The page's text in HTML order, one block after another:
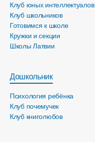
Клуб юных интеллектуалов
Клуб школьников
Готовимся к школе
Кружки и секции
Школы Латвии
Дошкольник
Психология ребёнка
Клуб почемучек
Клуб книголюбов